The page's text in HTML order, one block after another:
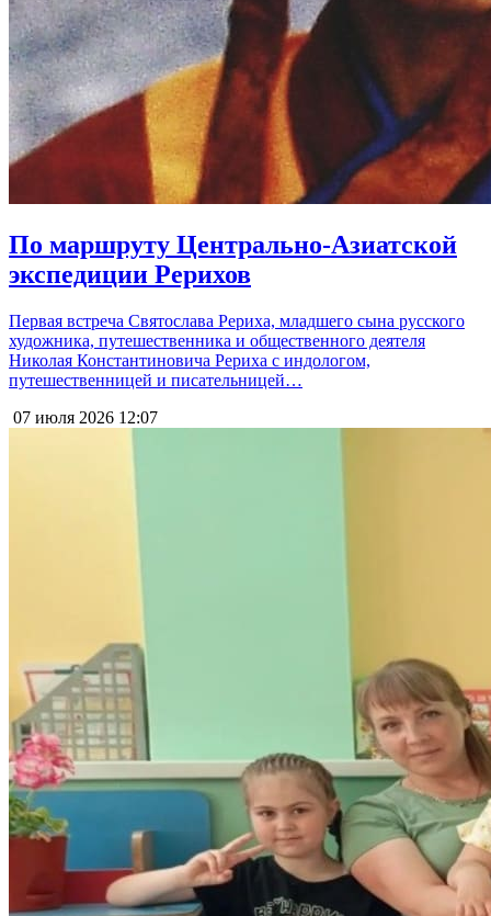
По маршруту Центрально-Азиатской
экспедиции Рерихов
Первая встреча Святослава Рериха, младшего сына русского
художника, путешественника и общественного деятеля
Николая Константиновича Рериха с индологом,
путешественницей и писательницей…
07 июля 2026 12:07